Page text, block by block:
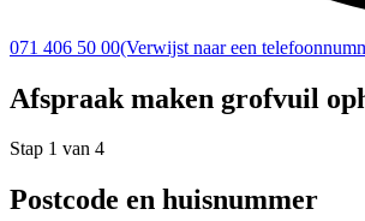
071 406 50 00(Verwijst naar een
Afspraak maken grofvuil
Stap 1 van 4
Postcode en huisnummer